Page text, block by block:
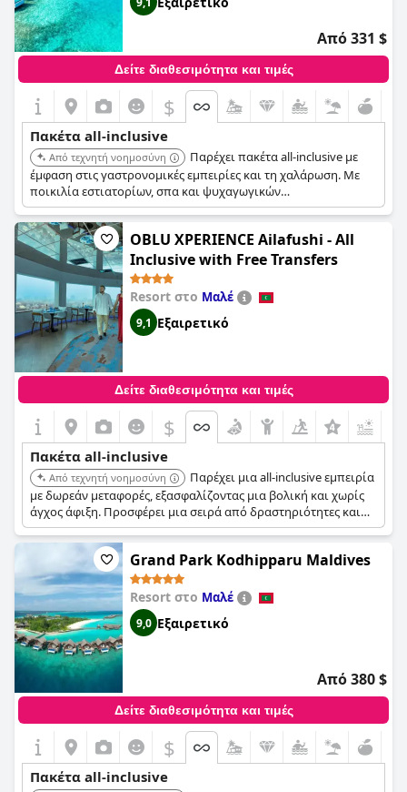
Από 331 $
Δείτε διαθεσιμότητα και τιμές
$
Πακέτα all-inclusive
Από τεχνητή νοημοσύνη
Παρέχει πακέτα all-inclusive με
έμφαση στις γαστρονομικές εμπειρίες και τη χαλάρωση. Με
ποικιλία εστιατορίων, σπα και ψυχαγωγικών
δραστηριοτήτων, το θέρετρο προσφέρει μια πολυτελή και
αναζωογονητική διαμονή.
OBLU XPERIENCE Ailafushi - All
Inclusive with Free Transfers
Resort στο Μαλέ
9,1 Εξαιρετικό
Δείτε διαθεσιμότητα και τιμές
$
Πακέτα all-inclusive
Από τεχνητή νοημοσύνη
Παρέχει μια all-inclusive εμπειρία
με δωρεάν μεταφορές, εξασφαλίζοντας μια βολική και χωρίς
άγχος άφιξη. Προσφέρει μια σειρά από δραστηριότητες και
επιλογές φαγητού, κατάλληλες για οικογένειες και ζευγάρια
που αναζητούν διασκεδαστικές και χαλαρωτικές διακοπές.
Grand Park Kodhipparu Maldives
Resort στο Μαλέ
9,0 Εξαιρετικό
Από 380 $
Δείτε διαθεσιμότητα και τιμές
$
Πακέτα all-inclusive